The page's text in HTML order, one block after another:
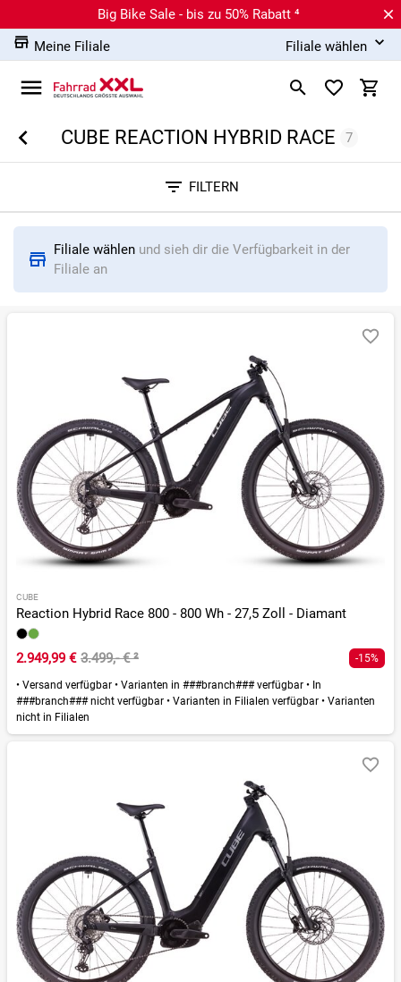
Big Bike Sale - bis zu 50% Rabatt ⁴
Meine Filiale
Filiale wählen
CUBE REACTION HYBRID RACE 7
FILTERN
Filiale wählen und sieh dir die Verfügbarkeit in der
Filiale an
CUBE
Reaction Hybrid Race 800 - 800 Wh - 27,5 Zoll - Diamant
2.949,99 € 3.499,- €² -15%
• Versand verfügbar • Varianten in ###branch### verfügbar • In
###branch### nicht verfügbar • Varianten in Filialen verfügbar • Varianten
nicht in Filialen